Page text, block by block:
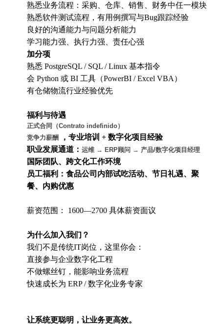
熟悉业务流程：采购、仓库、销售、财务中任一模块
熟悉软件测试流程，有用例撰写与Bug跟踪经验
良好的沟通能力与问题分析能力
学习能力强、执行力强、责任心强
加分项
熟悉 PostgreSQL / SQL / Linux 基本指令
会 Python 或 BI 工具（PowerBI / Excel VBA）
有仓储物流行业经验优先
福利与待遇
正式合同（Contrato indefinido）
竞争力薪酬
，专业培训 + 数字化项目经验
职业发展通道： 运维 → ERP顾问 → 产品/数字化项目经理
国际团队、跨文化工作环境
员工福利：食品公司内部试吃活动、节日礼遇、聚
餐、内购优惠
薪资范围： 1600—2700 具体薪资面议
为什么加入我们？
我们不是传统IT岗位，这里你会：
直接参与企业数字化工程
不做螺丝钉，能影响业务流程
快速成长为 ERP / 数字化业务专家
让系统更聪明，让业务更高效。